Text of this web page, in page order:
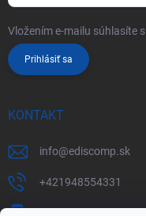
Vložením e-mailu súhlasíte s
Prihlásiť sa
KONTAKT
info@ediscomp.sk
+421948554331